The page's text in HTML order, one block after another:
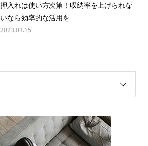
押入れは使い方次第！収納率を上げられな
いなら効率的な活用を
2023.03.15